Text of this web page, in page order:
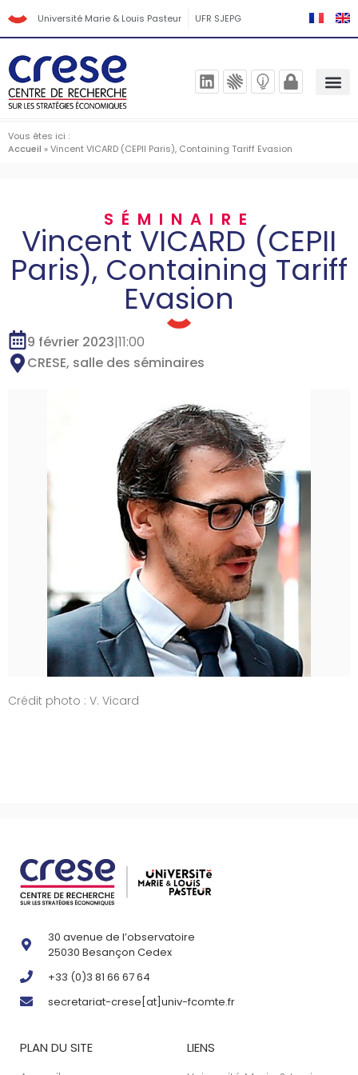
Université Marie & Louis Pasteur UFR SJEPG
Vous êtes ici :
Accueil »Vincent VICARD (CEPII Paris), Containing Tariff Evasion
SÉMINAIRE
Vincent VICARD (CEPII
Paris), Containing Tariff
Evasion
9 février 2023|11:00
CRESE, salle des séminaires
Crédit photo : V. Vicard
30 avenue de l’observatoire
25030 Besançon Cedex
+33 (0)3 81 66 67 64
secretariat-crese[at]univ-fcomte.fr
PLAN DU SITE LIENS